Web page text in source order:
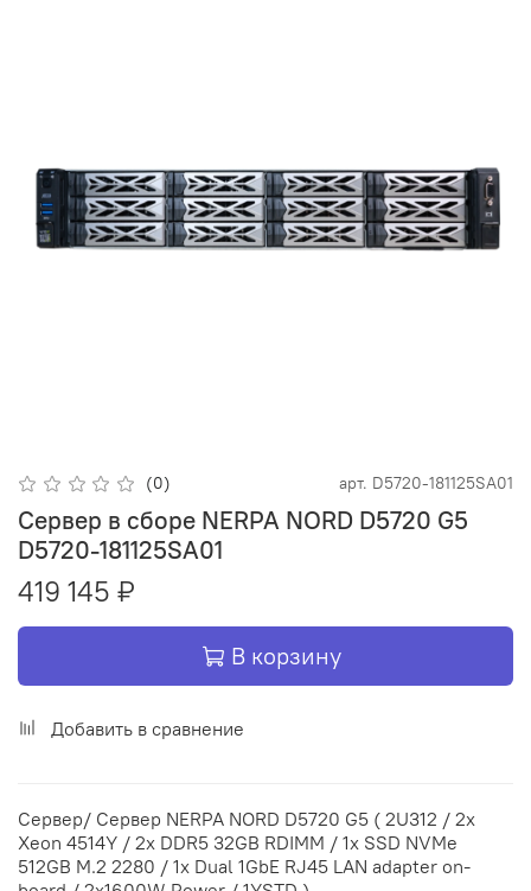
(0) арт. D5720-181125SA01
Сервер в сборе NERPA NORD D5720 G5
D5720-181125SA01
419 145 ₽
В корзину
Добавить в сравнение
Сервер/ Сервер NERPA NORD D5720 G5 ( 2U312 / 2x
Xeon 4514Y / 2x DDR5 32GB RDIMM / 1x SSD NVMe
512GB M.2 2280 / 1x Dual 1GbE RJ45 LAN adapter on-